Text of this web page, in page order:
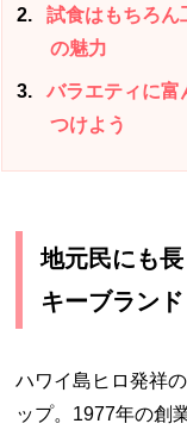
2
試食はもちろん
の魅力
3
バラエティに富
つけよう
地元民にも
キーブランド
ハワイ島ヒロ発祥
ップ。 1977年の創